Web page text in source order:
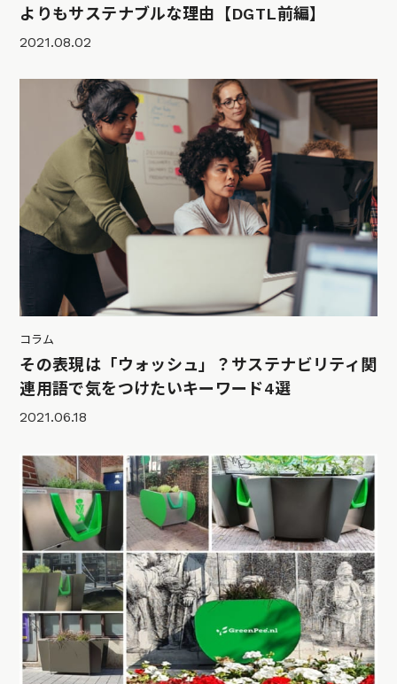
よりもサステナブルな理由【DGTL前編】
2021.08.02
コラム
その表現は「ウォッシュ」？サステナビリティ関
連用語で気をつけたいキーワード4選
2021.06.18